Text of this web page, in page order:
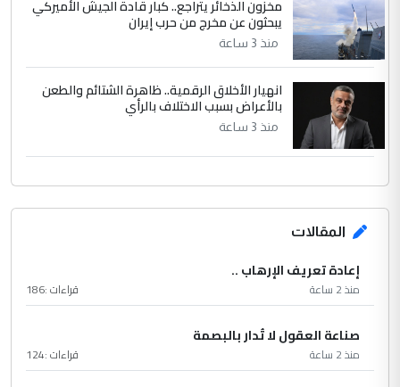
مخزون الذخائر يتراجع.. كبار قادة الجيش الأميركي
يبحثون عن مخرج من حرب إيران
منذ 3 ساعة
انهيار الأخلاق الرقمية.. ظاهرة الشتائم والطعن
بالأعراض بسبب الاختلاف بالرأي
منذ 3 ساعة
المقالات
إعادة تعريف الإرهاب ..
منذ 2 ساعة قراءات :186
صناعة العقول لا تُدار بالبصمة
منذ 2 ساعة قراءات :124